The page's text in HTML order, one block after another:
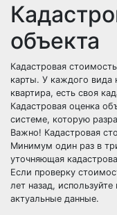
объекта
Кадастровая
карты. У каждого
квартира, есть своя
Кадастровая оценка
системе, которую
Важно! Кадастровая
Минимум один раз в
уточняющая
Если проверку
лет назад,
актуальные данные.